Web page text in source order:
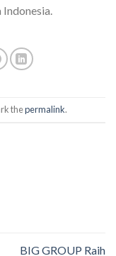
thepermalink.
BIG GROUP Raih